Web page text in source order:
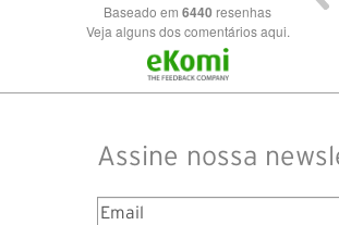
Baseado em 6440 resenhas
Veja alguns dos comentários aqui.
Assine nossa